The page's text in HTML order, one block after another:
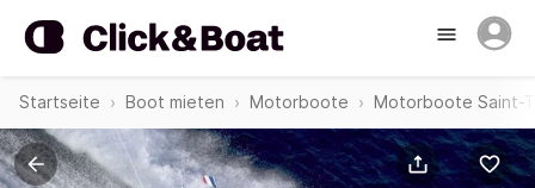
Startseite Boot mieten Motorboote Motorboote Saint-